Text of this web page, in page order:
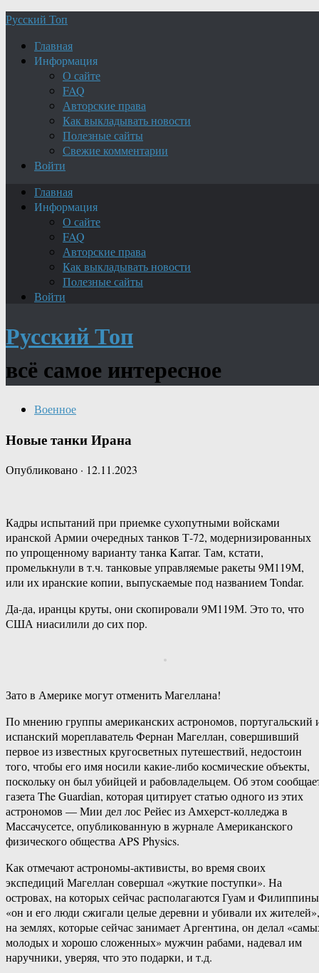
Русский Топ
Главная
Информация
О сайте
FAQ
Авторские права
Как выкладывать новости
Полезные сайты
Свежие комментарии
Войти
Главная
Информация
О сайте
FAQ
Авторские права
Как выкладывать новости
Полезные сайты
Войти
Русский Топ
всё самое интересное
Военное
Новые танки Ирана
Опубликовано · 12.11.2023
Кадры испытаний при приемке сухопутными войсками
иранской Армии очередных танков Т-72, модернизированных
по упрощенному варианту танка Karrar. Там, кстати,
промелькнули в т.ч. танковые управляемые ракеты 9М119М,
или их иранские копии, выпускаемые под названием Tondar.
Да-да, иранцы круты, они скопировали 9М119М. Это то, что
США ниасилили до сих пор.
Зато в Америке могут отменить Магеллана!
По мнению группы американских астрономов, португальский
испанский мореплаватель Фернан Магеллан, совершивший
первое из известных кругосветных путешествий, недостоин
того, чтобы его имя носили какие-либо космические объекты,
поскольку он был убийцей и рабовладельцем. Об этом
газета The Guardian, которая цитирует статью одного из этих
астрономов — Мии дел лос Рейес из Амхерст-колледжа в
Массачусетсе, опубликованную в журнале Американского
физического общества APS Physics.
Как отмечают астрономы-активисты, во время своих
экспедиций Магеллан совершал «жуткие поступки». На
островах, на которых сейчас располагаются Гуам и
«он и его люди сжигали целые деревни и убивали их жителей»,
на землях, которые сейчас занимает Аргентина, он делал
молодых и хорошо сложенных» мужчин рабами, надевал им
наручники, уверяя, что это подарки, и т.д.